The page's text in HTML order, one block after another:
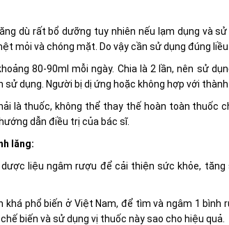
dù rất bổ dưỡng tuy nhiên nếu lạm dụng và
mỏi và chóng mặt. Do vậy cần sử dụng đúng
80-90ml mỗi ngày. Chia là 2 lần, nên sử
dụng. Người bị dị ứng hoặc không hợp với
là thuốc, không thể thay thế hoàn toàn thuốc
dẫn điều trị của bác sĩ.
lăng:
liệu ngâm rượu để cải thiện sức khỏe,
khá phổ biến ở Việt Nam, để tìm và ngâm 1 bình
biến và sử dụng vị thuốc này sao cho hiệu quả.